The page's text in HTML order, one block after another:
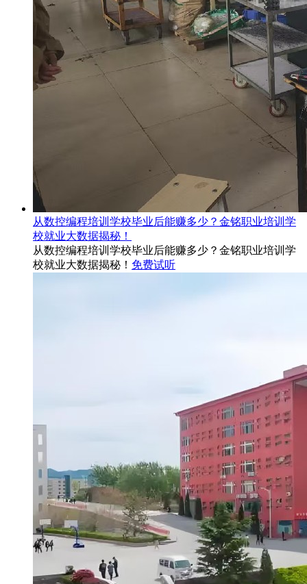
从数控编程培训学校毕业后能赚多少？金铭职业培训学
校就业大数据揭秘！
从数控编程培训学校毕业后能赚多少？金铭职业培训学
校就业大数据揭秘！ 免费试听